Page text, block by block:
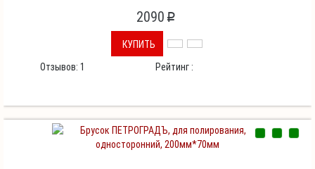
2090 p
КУПИТЬ
Отзывов:1 Рейтинг :